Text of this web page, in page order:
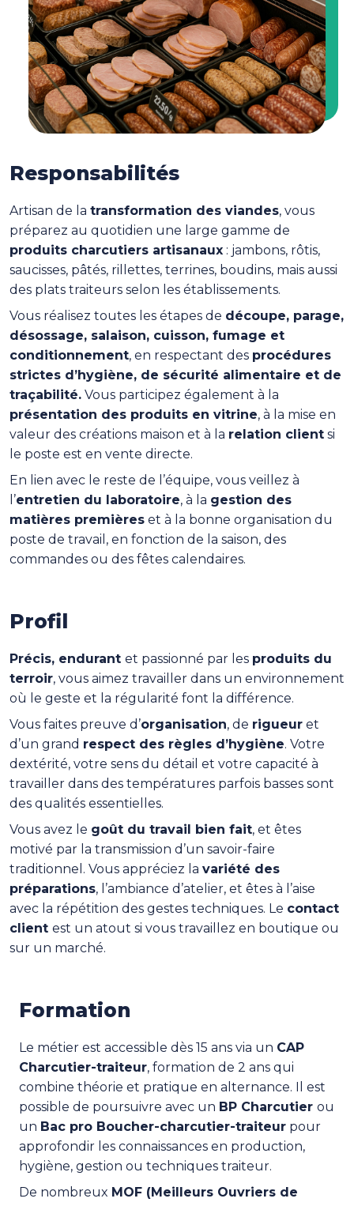
Responsabilités
Artisan de la transformation des viandes, vous
préparez au quotidien une large gamme de
produits charcutiers artisanaux : jambons, rôtis,
saucisses, pâtés, rillettes, terrines, boudins, mais aussi
des plats traiteurs selon les établissements.
Vous réalisez toutes les étapes de découpe, parage,
désossage, salaison, cuisson, fumage et
conditionnement, en respectant des procédures
strictes d’hygiène, de sécurité alimentaire et de
traçabilité. Vous participez également à la
présentation des produits en vitrine, à la mise en
valeur des créations maison et à la relation client si
le poste est en vente directe.
En lien avec le reste de l’équipe, vous veillez à
l’entretien du laboratoire, à la gestion des
matières premières et à la bonne organisation du
poste de travail, en fonction de la saison, des
commandes ou des fêtes calendaires.
Profil
Précis, endurant et passionné par les produits du
terroir, vous aimez travailler dans un environnement
où le geste et la régularité font la différence.
Vous faites preuve d’organisation, de rigueur et
d’un grand respect des règles d’hygiène. Votre
dextérité, votre sens du détail et votre capacité à
travailler dans des températures parfois basses sont
des qualités essentielles.
Vous avez le goût du travail bien fait, et êtes
motivé par la transmission d’un savoir-faire
traditionnel. Vous appréciez la variété des
préparations, l’ambiance d’atelier, et êtes à l’aise
avec la répétition des gestes techniques. Le contact
client est un atout si vous travaillez en boutique ou
sur un marché.
Formation
Le métier est accessible dès 15 ans via un CAP
Charcutier-traiteur, formation de 2 ans qui
combine théorie et pratique en alternance. Il est
possible de poursuivre avec un BP Charcutier ou
un Bac pro Boucher-charcutier-traiteur pour
approfondir les connaissances en production,
hygiène, gestion ou techniques traiteur.
De nombreux MOF (Meilleurs Ouvriers de